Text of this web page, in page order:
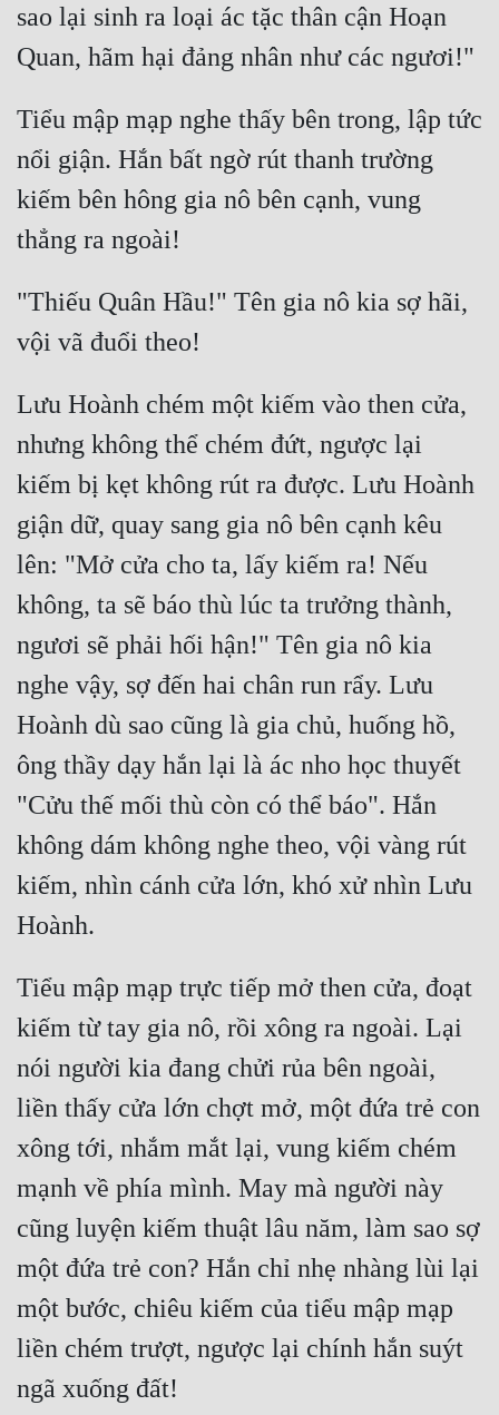
sao lại sinh ra loại ác tặc thân cận Hoạn
Tiểu mập mạp nghe thấy bên trong, lập tức
nổi giận. Hắn bất ngờ rút thanh trường
kiếm bên hông gia nô bên cạnh, vung
"Thiếu Quân Hầu!" Tên gia nô kia sợ hãi,
Lưu Hoành chém một kiếm vào then cửa,
nhưng không thể chém đứt, ngược lại
kiếm bị kẹt không rút ra được. Lưu Hoành
giận dữ, quay sang gia nô bên cạnh kêu
lên: "Mở cửa cho ta, lấy kiếm ra! Nếu
không, ta sẽ báo thù lúc ta trưởng thành,
ngươi sẽ phải hối hận!" Tên gia nô kia
nghe vậy, sợ đến hai chân run rẩy. Lưu
Hoành dù sao cũng là gia chủ, huống hồ,
ông thầy dạy hắn lại là ác nho học thuyết
"Cửu thế mối thù còn có thể báo". Hắn
không dám không nghe theo, vội vàng rút
kiếm, nhìn cánh cửa lớn, khó xử nhìn Lưu
Tiểu mập mạp trực tiếp mở then cửa, đoạt
kiếm từ tay gia nô, rồi xông ra ngoài. Lại
nói người kia đang chửi rủa bên ngoài,
liền thấy cửa lớn chợt mở, một đứa trẻ con
xông tới, nhắm mắt lại, vung kiếm chém
mạnh về phía mình. May mà người này
cũng luyện kiếm thuật lâu năm, làm sao sợ
một đứa trẻ con? Hắn chỉ nhẹ nhàng lùi lại
một bước, chiêu kiếm của tiểu mập mạp
liền chém trượt, ngược lại chính hắn suýt